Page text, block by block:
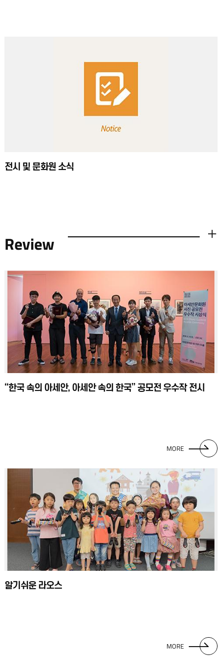
전시 및 문화원 소식
Review
“한국 속의 아세안, 아세안 속의 한국” 공모전 우수작 전시
MORE
알기쉬운 라오스
MORE
더보기